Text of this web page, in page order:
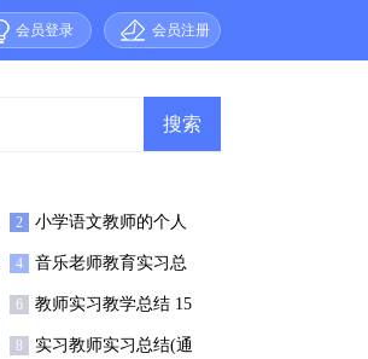
会员登录 会员注册
2 小学语文教师的个人
实习总结7篇
4 音乐老师教育实习总
结4篇
6 教师实习教学总结 15
篇
8 实习教师实习总结(通